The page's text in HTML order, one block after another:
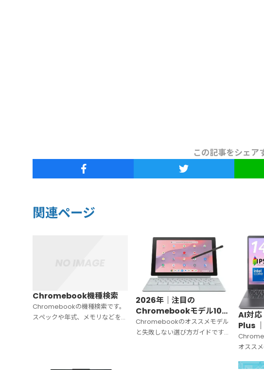
この記事をシェア
関連ページ
Chromebook機種検索
Chromebookの機種検索です。
スペックや年式、メモリなどを基
2026年｜注目の
Chromebookモデル10選
｜性能比較と選び方ガイド
Chromebookのオススメモデル
と失敗しない選び方ガイドです。
AI対
Plus
のモデ
選
オスス